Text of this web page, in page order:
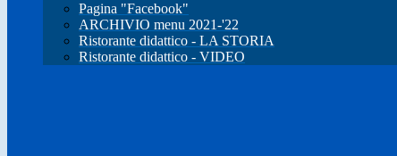
Pagina "Facebook"
ARCHIVIO menu 2021-'22
Ristorante didattico - LA STORIA
Ristorante didattico - VIDEO